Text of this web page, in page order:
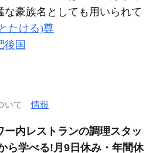
な豪族名としても用いられて
たける)尊
後国
ついて情報
内レストランの調理スタッ
ら学べる!月9日休み・年間休